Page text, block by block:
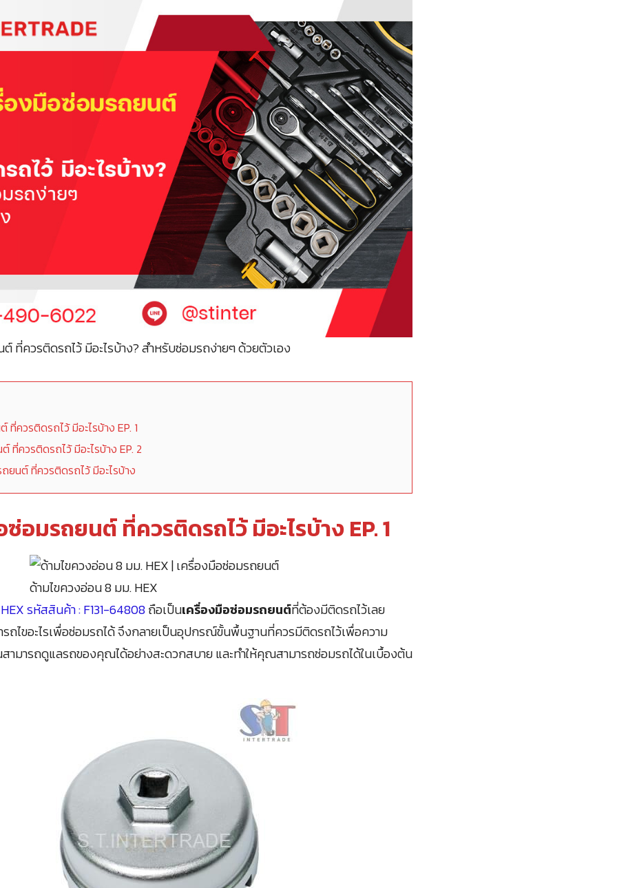
ที่ควรติดรถไว้ มีอะไรบ้าง? สำหรับซ่อมรถง่ายๆ ด้วยตัวเอง
ที่ควรติดรถไว้ มีอะไรบ้าง EP. 1
ที่ควรติดรถไว้ มีอะไรบ้าง EP. 2
ยนต์ ที่ควรติดรถไว้ มีอะไรบ้าง
อมรถยนต์ ที่ควรติดรถไว้ มีอะไรบ้าง EP. 1
ด้ามไขควงอ่อน 8 มม. HEX
รหัสสินค้า : F131-64808ถือเป็นเครื่องมือซ่อมรถยนต์ที่ต้องมีติดรถไว้เลย
ารถไขอะไรเพื่อซ่อมรถได้ จึงกลายเป็นอุปกรณ์ขั้นพื้นฐานที่ควรมีติดรถไว้เพื่อความ
ามารถดูแลรถของคุณได้อย่างสะดวกสบาย และทำให้คุณสามารถซ่อมรถได้ในเบื้องต้น